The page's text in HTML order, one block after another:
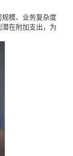
模、业务复杂度
在附加支出，为